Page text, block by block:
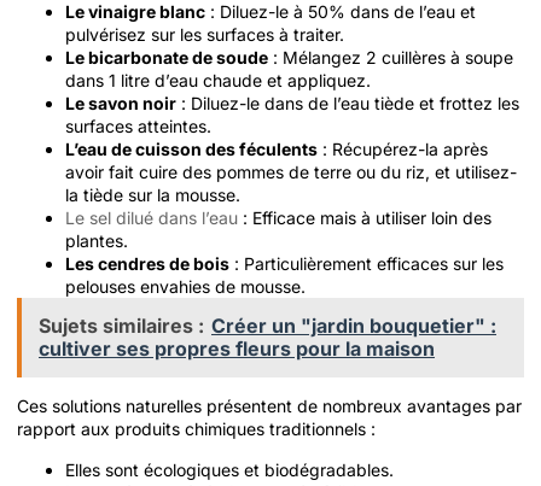
Le vinaigre blanc : Diluez-le à 50% dans de l’eau et
pulvérisez sur les surfaces à traiter.
Le bicarbonate de soude : Mélangez 2 cuillères à soupe
dans 1 litre d’eau chaude et appliquez.
Le savon noir : Diluez-le dans de l’eau tiède et frottez les
surfaces atteintes.
L’eau de cuisson des féculents : Récupérez-la après
avoir fait cuire des pommes de terre ou du riz, et utilisez-
la tiède sur la mousse.
Le sel dilué dans l’eau : Efficace mais à utiliser loin des
plantes.
Les cendres de bois : Particulièrement efficaces sur les
pelouses envahies de mousse.
Sujets similaires : Créer un "jardin bouquetier" :
cultiver ses propres fleurs pour la maison
Ces solutions naturelles présentent de nombreux avantages par
rapport aux produits chimiques traditionnels :
Elles sont écologiques et biodégradables.